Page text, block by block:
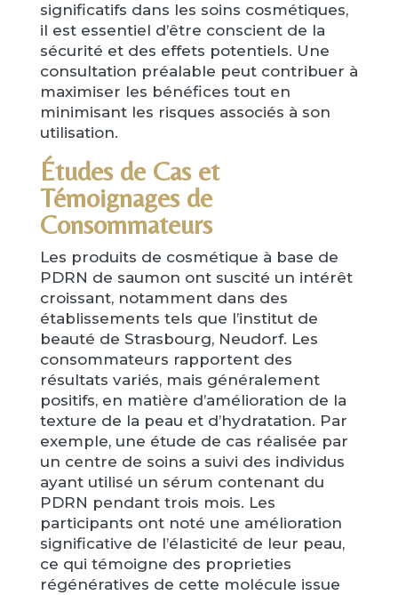
significatifs dans les soins cosmétiques,
il est essentiel d’être conscient de la
sécurité et des effets potentiels. Une
consultation préalable peut contribuer à
maximiser les bénéfices tout en
minimisant les risques associés à son
utilisation.
Études de Cas et
Témoignages de
Consommateurs
Les produits de cosmétique à base de
PDRN de saumon ont suscité un intérêt
croissant, notamment dans des
établissements tels que l’institut de
beauté de Strasbourg, Neudorf. Les
consommateurs rapportent des
résultats variés, mais généralement
positifs, en matière d’amélioration de la
texture de la peau et d’hydratation. Par
exemple, une étude de cas réalisée par
un centre de soins a suivi des individus
ayant utilisé un sérum contenant du
PDRN pendant trois mois. Les
participants ont noté une amélioration
significative de l’élasticité de leur peau,
ce qui témoigne des proprieties
régénératives de cette molécule issue